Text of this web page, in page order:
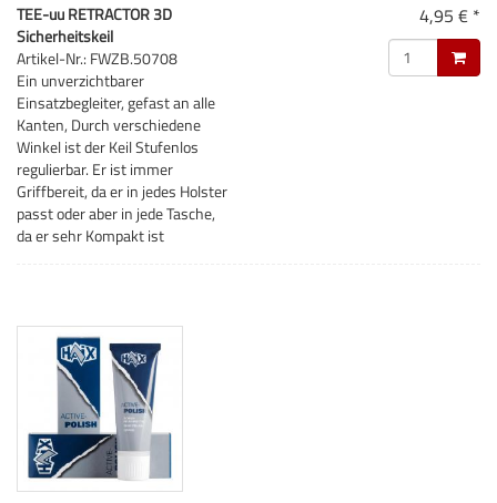
TEE-uu RETRACTOR 3D
Sicherheitskeil
Artikel-Nr.: FWZB.50708
Ein unverzichtbarer
Einsatzbegleiter, gefast an alle
Kanten, Durch verschiedene
Winkel ist der Keil Stufenlos
regulierbar. Er ist immer
Griffbereit, da er in jedes Holster
passt oder aber in jede Tasche,
da er sehr Kompakt ist
4,95 € *